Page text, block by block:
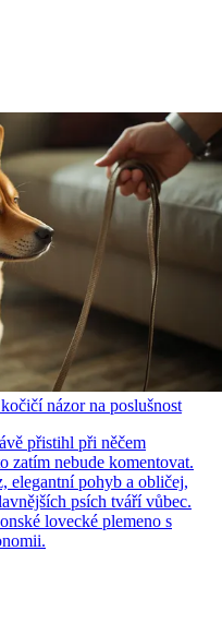
názor na poslušnost
přistihl při něčem
zatím nebude komentovat.
elegantní pohyb a obličej,
psích tváří vůbec.
lovecké plemeno s